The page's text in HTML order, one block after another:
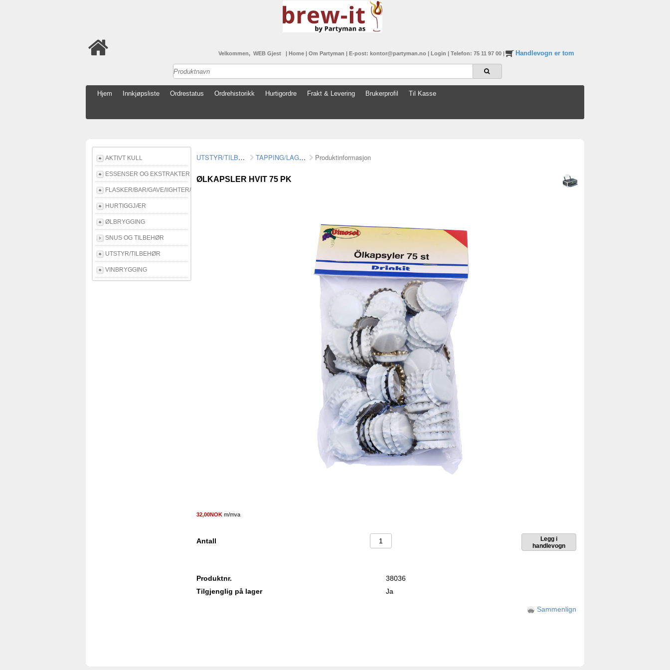
Velkommen, WEB Gjest | Home | Om Partyman | E-post: kontor@partyman.no | Login | Telefon: 75 11 97 00 | Handlevogn er tom
Hjem Innkjøpsliste Ordrestatus Ordrehistorikk Hurtigordre Frakt & Levering Brukerprofil Til Kasse
AKTIVT KULL
ESSENSER OG EKSTRAKTER
FLASKER/BAR/GAVE/lIGHTER/E-CIGG
HURTIGGJÆR
ØLBRYGGING
SNUS OG TILBEHØR
UTSTYR/TILBEHØR
VINBRYGGING
UTSTYR/TILBEHØR TAPPING/LAGRING Produktinformasjon
ØLKAPSLER HVIT 75 PK
32,00NOK m/mva
Antall
Produktnr.
38036
Tilgjenglig på lager
Ja
Sammenlign